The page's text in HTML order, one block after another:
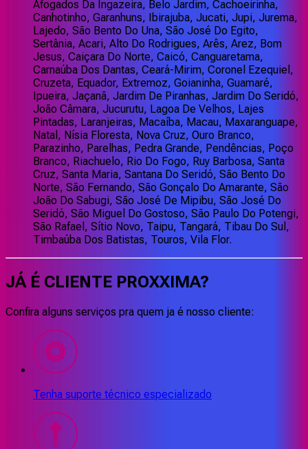
Afogados Da Ingazeira, Belo Jardim, Cachoeirinha,
Canhotinho, Garanhuns, Ibirajuba, Jucati, Jupi, Jurema,
Lajedo, São Bento Do Una, São José Do Egito,
Sertânia, Acari, Alto Do Rodrigues, Arês, Arez, Bom
Jesus, Caiçara Do Norte, Caicó, Canguaretama,
Carnaúba Dos Dantas, Ceará-Mirim, Coronel Ezequiel,
Cruzeta, Equador, Extremoz, Goianinha, Guamaré,
Ipueira, Jaçanã, Jardim De Piranhas, Jardim Do Seridó,
João Câmara, Jucurutu, Lagoa De Velhos, Lajes
Pintadas, Laranjeiras, Macaíba, Macau, Maxaranguape,
Natal, Nísia Floresta, Nova Cruz, Ouro Branco,
Parazinho, Parelhas, Pedra Grande, Pendências, Poço
Branco, Riachuelo, Rio Do Fogo, Ruy Barbosa, Santa
Cruz, Santa Maria, Santana Do Seridó, São Bento Do
Norte, São Fernando, São Gonçalo Do Amarante, São
João Do Sabugi, São José De Mipibu, São José Do
Seridó, São Miguel Do Gostoso, São Paulo Do Potengi,
São Rafael, Sítio Novo, Taipu, Tangará, Tibau Do Sul,
Timbaúba Dos Batistas, Touros, Vila Flor.
JÁ É CLIENTE PROXXIMA?
Confira alguns serviços pra quem ja é nosso cliente:
Tenha suporte técnico especializado